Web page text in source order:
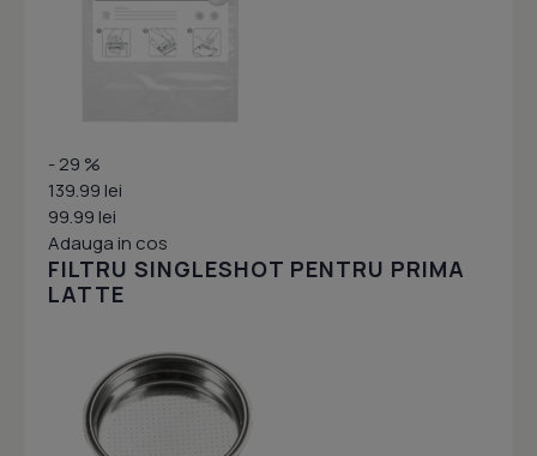
- 29 %
139.99 lei
99.99 lei
Adauga in cos
FILTRU SINGLESHOT PENTRU PRIMA
LATTE